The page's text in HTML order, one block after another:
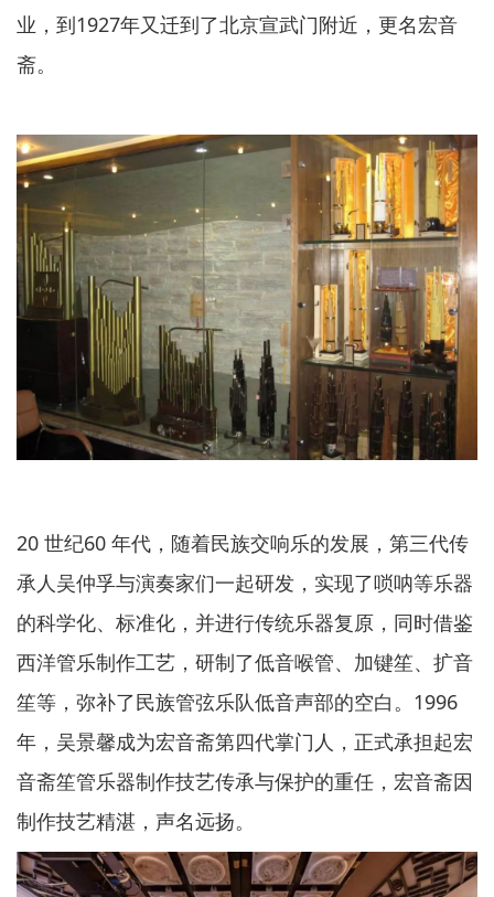
业，到1927年又迁到了北京宣武门附近，更名宏音
斋。
20 世纪60 年代，随着民族交响乐的发展，第三代传
承人吴仲孚与演奏家们一起研发，实现了唢呐等乐器
的科学化、标准化，并进行传统乐器复原，同时借鉴
西洋管乐制作工艺，研制了低音喉管、加键笙、扩音
笙等，弥补了民族管弦乐队低音声部的空白。1996
年，吴景馨成为宏音斋第四代掌门人，正式承担起宏
音斋笙管乐器制作技艺传承与保护的重任，宏音斋因
制作技艺精湛，声名远扬。